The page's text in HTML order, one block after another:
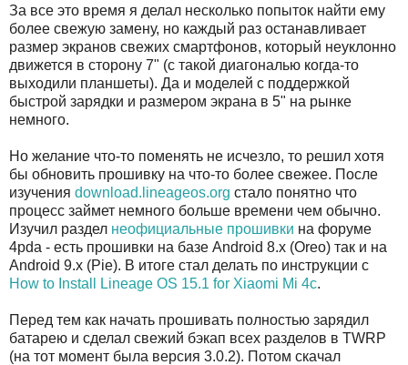
За все это время я делал несколько попыток найти ему
более свежую замену, но каждый раз останавливает
размер экранов свежих смартфонов, который неуклонно
движется в сторону 7" (с такой диагональю когда-то
выходили планшеты). Да и моделей с поддержкой
быстрой зарядки и размером экрана в 5" на рынке
немного.
Но желание что-то поменять не исчезло, то решил хотя
бы обновить прошивку на что-то более свежее. После
изучения download.lineageos.org стало понятно что
процесс займет немного больше времени чем обычно.
Изучил раздел неофициальные прошивки на форуме
4pda - есть прошивки на базе Android 8.x (Oreo) так и на
Android 9.x (Pie). В итоге стал делать по инструкции с
How to Install Lineage OS 15.1 for Xiaomi Mi 4c.
Перед тем как начать прошивать полностью зарядил
батарею и сделал свежий бэкап всех разделов в TWRP
(на тот момент была версия 3.0.2). Потом скачал